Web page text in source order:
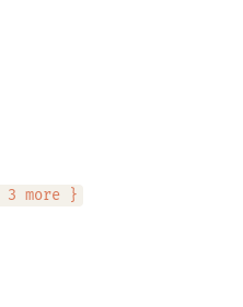
more }